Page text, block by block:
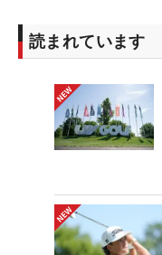
読まれています